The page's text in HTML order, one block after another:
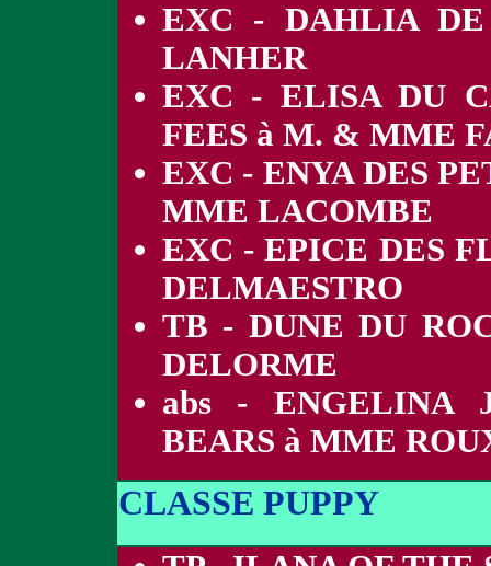
EXC - DAHLIA
LANHER
EXC - ELISA DU
FEES à M. & MME
EXC - ENYA DES
MME LACOMBE
EXC - EPICE DES
DELMAESTRO
TB - DUNE DU
DELORME
abs - ENGELINA
BEARS à MME
CLASSE PUPPY